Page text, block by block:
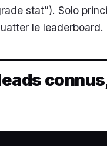
stat”). Solo
le leaderboard.